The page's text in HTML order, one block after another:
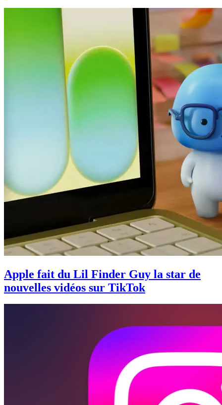
Apple fait du Lil Finder Guy la star de
nouvelles vidéos sur TikTok